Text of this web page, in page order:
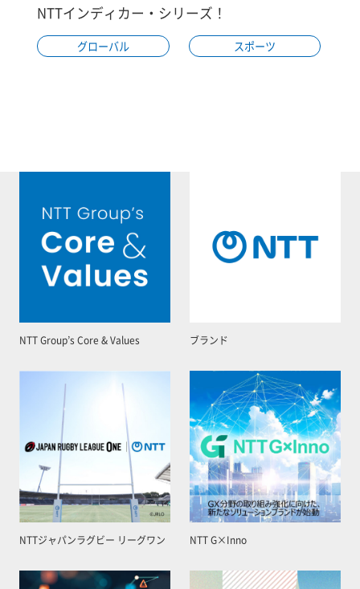
NTTインディカー・シリーズ！
グローバル スポーツ
NTT Group’s Core & Values ブランド
NTTジャパンラグビー リーグワン NTT G×Inno